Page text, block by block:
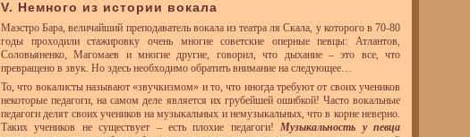
V. Немного из истории вокала
Маэстро Бара, величайший преподаватель вокала из театра ля Скала, у которого в 70-80
годы проходили стажировку очень многие советские оперные певцы: Атлантов,
Соловьяненко, Магомаев и многие другие, говорил, что дыхание – это все, что
превращено в звук. Но здесь необходимо обратить внимание на следующее…
То, что вокалисты называют «звучкизмом» и то, что иногда требуют от своих учеников
некоторые педагоги, на самом деле является их грубейшей ошибкой! Часто вокальные
педагоги делят своих учеников на музыкальных и немузыкальных, что в корне неверно.
Таких учеников не существует – есть плохие педагоги!Музыкальность у певца